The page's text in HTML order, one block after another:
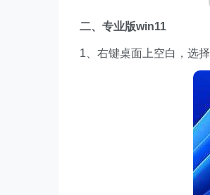
二、专业版win11
1、右键桌面上空白，选择